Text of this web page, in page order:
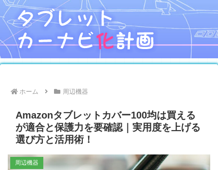
ホーム 周辺機器
Amazonタブレットカバー100均は買える
が適合と保護力を要確認｜実用度を上げる
選び方と活用術！
周辺機器